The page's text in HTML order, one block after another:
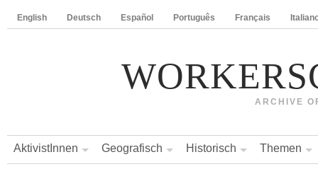
English Deutsch Español Português Français
ARCHIVE
AktivistInnen Geografisch Historisch Themen